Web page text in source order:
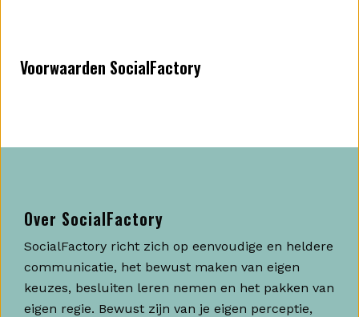
Voorwaarden SocialFactory
Over SocialFactory
SocialFactory richt zich op eenvoudige en heldere
communicatie, het bewust maken van eigen
keuzes, besluiten leren nemen en het pakken van
eigen regie. Bewust zijn van je eigen perceptie,